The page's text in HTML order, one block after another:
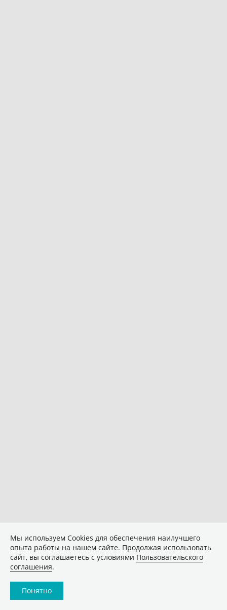
Мы используем Сookies для обеспечения наилучшего
опыта работы на нашем сайте. Продолжая использовать
сайт, вы соглашаетесь с условиями Пользовательского
соглашения.
Понятно